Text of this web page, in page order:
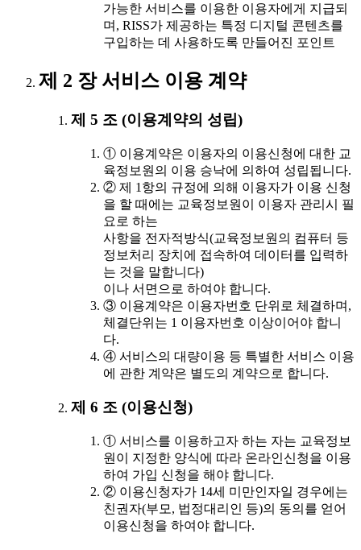
가능한 서비스를 이용한 이용자에게 지급되
며, RISS가 제공하는 특정 디지털 콘텐츠를
구입하는 데 사용하도록 만들어진 포인트
제 2 장 서비스 이용 계약
제 5 조 (이용계약의 성립)
① 이용계약은 이용자의 이용신청에 대한 교
육정보원의 이용 승낙에 의하여 성립됩니다.
② 제 1항의 규정에 의해 이용자가 이용 신청
을 할 때에는 교육정보원이 이용자 관리시 필
요로 하는
사항을 전자적방식(교육정보원의 컴퓨터 등
정보처리 장치에 접속하여 데이터를 입력하
는 것을 말합니다)
이나 서면으로 하여야 합니다.
③ 이용계약은 이용자번호 단위로 체결하며,
체결단위는 1 이용자번호 이상이어야 합니
다.
④ 서비스의 대량이용 등 특별한 서비스 이용
에 관한 계약은 별도의 계약으로 합니다.
제 6 조 (이용신청)
① 서비스를 이용하고자 하는 자는 교육정보
원이 지정한 양식에 따라 온라인신청을 이용
하여 가입 신청을 해야 합니다.
② 이용신청자가 14세 미만인자일 경우에는
친권자(부모, 법정대리인 등)의 동의를 얻어
이용신청을 하여야 합니다.